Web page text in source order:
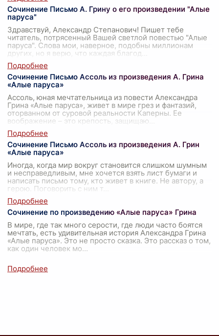
Сочинение Письмо А. Грину о его произведении "Алые
паруса"
Здравствуй, Александр Степанович! Пишет тебе
читатель, потрясенный Вашей светлой повестью "Алые
паруса". Слова мои, наверное, подобны миллионам
других, но я верю, что каждая благод
Сочинение Письмо Ассоль из произведения А. Грина
«Алые паруса»
Ассоль, юная мечтательница из повести Александра
Грина «Алые паруса», живет в мире грез и фантазий,
оторванном от суровой реальности Каперны. Ее
воображение – это крепость, защищаю
Сочинение Письмо Ассоль из произведения А. Грин
«Алые паруса»
Иногда, когда мир вокруг становится слишком шумным
и несправедливым, мне хочется взять лист бумаги и
написать письмо тому, кто живет в книге. Не автору, а
герою. Поговорить с ним т
Сочинение по произведению «Алые паруса» Грина
В мире, где так много серости, где люди часто боятся
мечтать, есть удивительная история Александра Грина
«Алые паруса». Это не просто сказка. Это рассказ о том,
как один человек мо...